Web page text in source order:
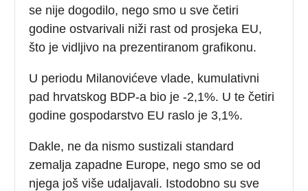
se nije dogodilo, nego smo u sve četiri
godine ostvarivali niži rast od prosjeka EU,
što je vidljivo na prezentiranom grafikonu.
U periodu Milanovićeve vlade, kumulativni
pad hrvatskog BDP-a bio je -2,1%. U te četiri
godine gospodarstvo EU raslo je 3,1%.
Dakle, ne da nismo sustizali standard
zemalja zapadne Europe, nego smo se od
njega još više udaljavali. Istodobno su sve